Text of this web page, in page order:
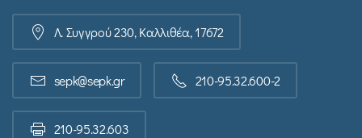
Λ. Συγγρού 230, Καλλιθέα, 17672
sepk@sepk.gr 210-95.32.600-2
210-95.32.603